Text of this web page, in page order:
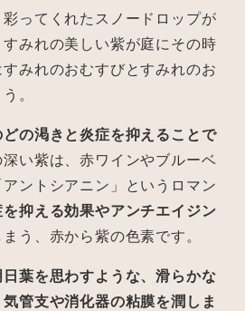
ってくれたスノードロップが
みれの美しい紫が庭にその時
みれのおむすびとすみれのお
。
の渇きと炎症を抑えることで
深い紫は、赤ワインやブルーベ
ントシアニン」というロマン
を抑える効果やアンチエイジン
う、赤から紫の色素です。
葉を思わすような、滑らかな
気管支や消化器の粘膜を潤しま